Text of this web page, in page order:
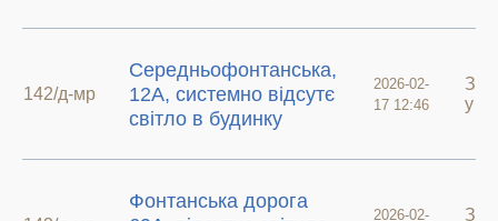
142/д-мр
Середньофонтанська,
12А, системно відсутє
світло в будинку
2026-02-
17 12:46
у
Фонтанська дорога
2026-02-